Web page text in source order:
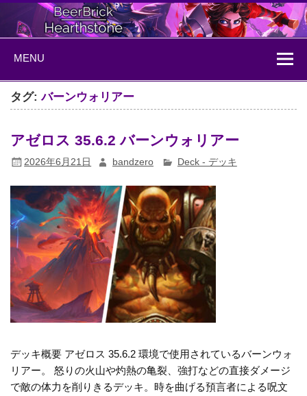
Skip
content
BeerBrick
Hearthstone
MENU
タグ:バーンウォリアー
アゼロス 35.6.2 バーンウォリアー
2026年6月21日 bandzero Deck - デッキ
デッキ概要 アゼロス 35.6.2 環境で使用されているバーンウォ
リアー。 怒りの火山や灼熱の亀裂、強打などの直接ダメージ
で敵の体力を削りきるデッキ。時を曲げる預言者による呪文